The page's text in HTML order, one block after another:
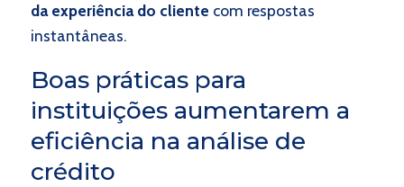
da experiência do cliente com respostas
instantâneas.
Boas práticas para
instituições aumentarem a
eficiência na análise de
crédito